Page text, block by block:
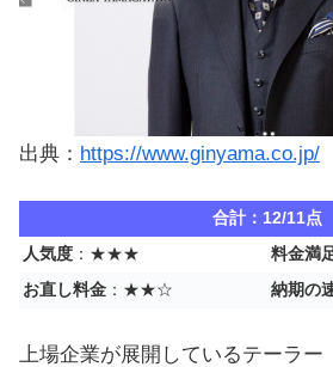
出典： https://www.ginyama.co.jp/
合計：12/11点
人気度 ：★★★ 料金満
お直し料金 ：★★☆ 納期の
上場企業が展開しているテーラー